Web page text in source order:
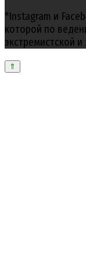
*Instagram и
которой по
экстремистской